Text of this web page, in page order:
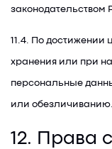
законодательством
11.4. По достижении
хранения или при
персональные
или обезличиванию.
12. Права